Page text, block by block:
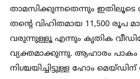
താമസിക്കുന്നതെന്നും ഇതിലൂടെ
തന്റെ വിഹിതമായ 11,500 രൂപ
വരുന്നുള്ളൂ എന്നും കൃതിക
വ്യക്തമാക്കുന്നു. ആഹാരം പാകം
നിശ്ചയിച്ചിട്ടുള്ള ഹോം മെയ്ഡിന്